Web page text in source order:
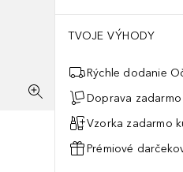
TVOJE VÝHODY
Rýchle dodanie
Doprava
Vzorka zadarmo
Prémiové